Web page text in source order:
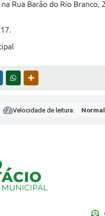
Rua Barão do Rio
TWITTERWHATSAPP
Velocidade de leitura: